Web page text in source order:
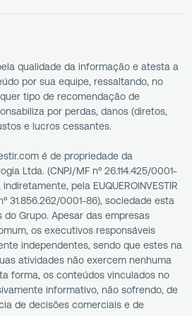
qualidade da informação e atesta a
por sua equipe, ressaltando, no
tipo de recomendação de
por perdas, danos (diretos,
e lucros cessantes.
é de propriedade da
Ltda. (CNPJ/MF nº 26.114.425/0001-
pela EUQUEROINVESTIR
31.856.262/0001-86), sociedade esta
Grupo. Apesar das empresas
os executivos responsáveis
independentes, sendo que estes na
atividades não exercem nenhuma
forma, os conteúdos vinculados no
informativo, não sofrendo, de
de decisões comerciais e de